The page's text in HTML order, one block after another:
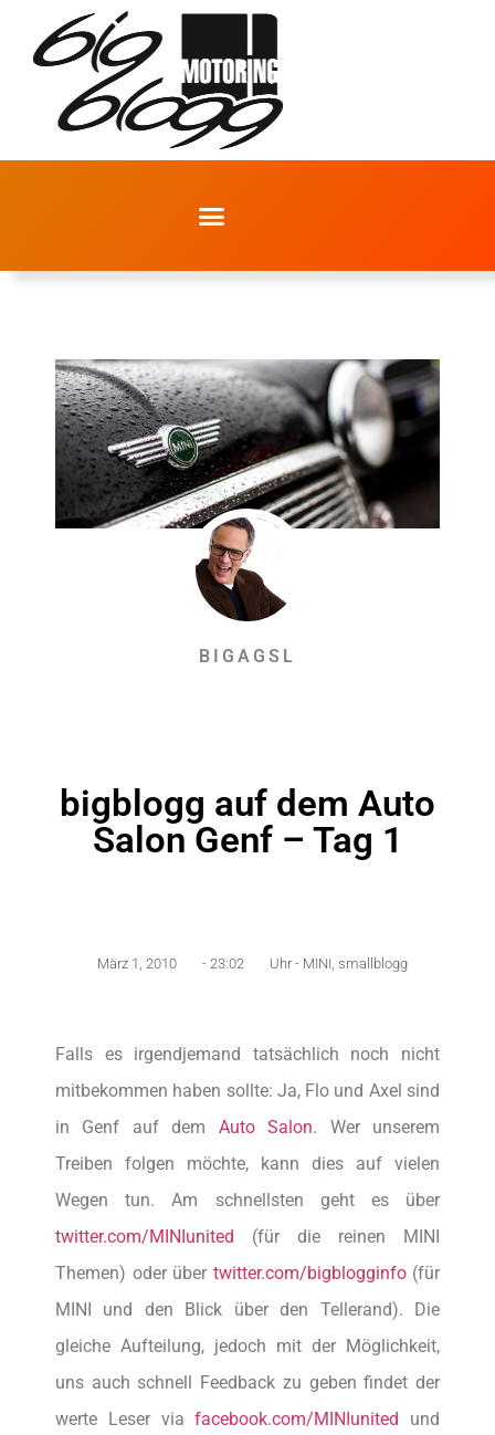
BIGAGSL
bigblogg auf dem Auto
Salon Genf – Tag 1
März 1, 2010 - 23:02 Uhr - MINI smallblogg
Falls es irgendjemand tatsächlich noch nicht
mitbekommen haben sollte: Ja, Flo und Axel sind
in Genf auf dem Auto Salon. Wer unserem
Treiben folgen möchte, kann dies auf vielen
Wegen tun. Am schnellsten geht es über
twitter.com/MINIunited (für die reinen MINI
Themen) oder über twitter.com/bigblogginfo(für
MINI und den Blick über den Tellerand). Die
gleiche Aufteilung, jedoch mit der Möglichkeit,
uns auch schnell Feedback zu geben findet der
werte Leser viafacebook.com/MINIunited und